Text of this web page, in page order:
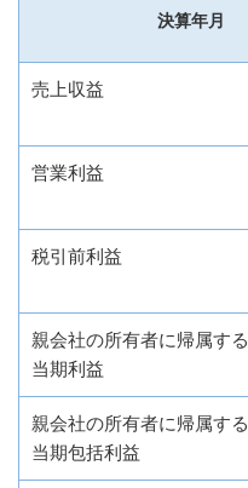
決算年月
売上収益
営業利益
税引前利益
親会社の所有者に帰属する
当期利益
親会社の所有者に帰属する
当期包括利益